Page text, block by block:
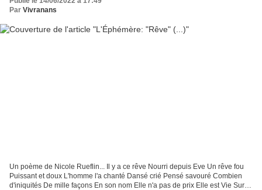
Par Vivranans
Un poème de Nicole Rueflin... Il y a ce rêve Nourri depuis Eve Un rêve fou
Puissant et doux L'homme l'a chanté Dansé crié Pensé savouré Combien
d'iniquités De mille façons En son nom Elle n'a pas de prix Elle est Vie Sur